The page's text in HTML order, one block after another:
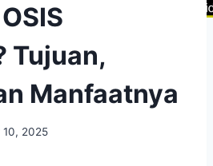
Tujuan,
Manfaatnya
10, 2025